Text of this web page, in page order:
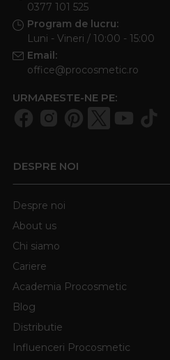
0377 101 525
Program de lucru:
Luni - Vineri / 10:00 - 15:00
Email:
office@procosmetic.ro
URMARESTE-NE PE:
DESPRE NOI
Despre noi
About us
Chi siamo
Cariere
Academia Procosmetic
Blog
Distributie
Influenceri Procosmetic